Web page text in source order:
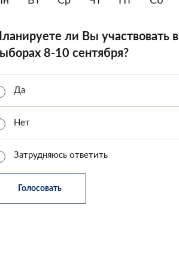
ли Вы участвовать в
8-10 сентября?
Да
Нет
Затрудняюсь ответить